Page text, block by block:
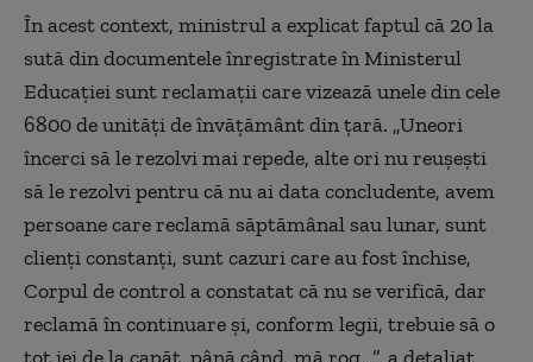
În acest context, ministrul a explicat faptul că 20 la
sută din documentele înregistrate în Ministerul
Educației sunt reclamații care vizează unele din cele
6800 de unități de învățământ din țară. „Uneori
încerci să le rezolvi mai repede, alte ori nu reușești
să le rezolvi pentru că nu ai data concludente, avem
persoane care reclamă săptămânal sau lunar, sunt
clienți constanți, sunt cazuri care au fost închise,
Corpul de control a constatat că nu se verifică, dar
reclamă în continuare și, conform legii, trebuie să o